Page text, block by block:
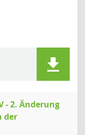
- 2. Änderung
der